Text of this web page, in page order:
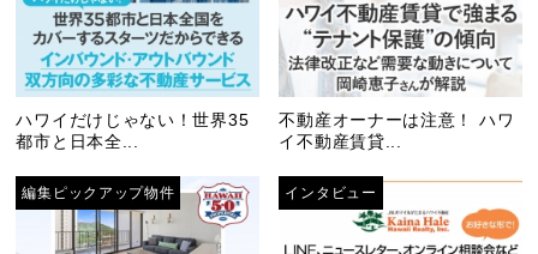
ハワイだけじゃない！世界35
都市と日本全...
不動産オーナーは注意！ ハワ
イ不動産賃貸...
編集ピックアップ物件 インタビュー